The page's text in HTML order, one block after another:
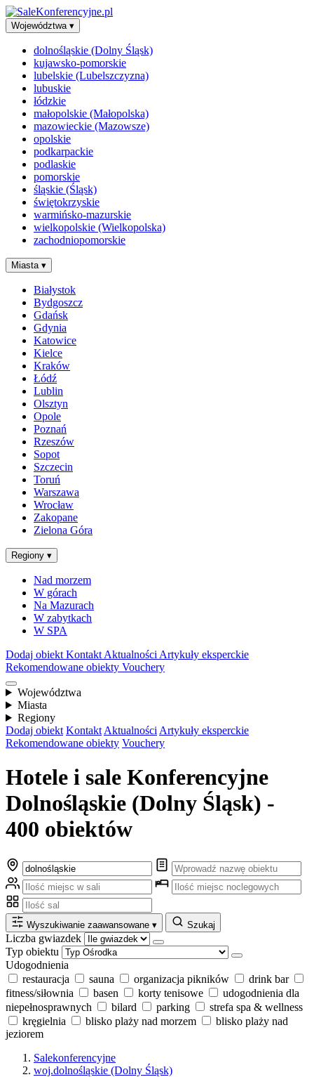
Województwa ▾
dolnośląskie (Dolny Śląsk)
kujawsko-pomorskie
lubelskie (Lubelszczyzna)
lubuskie
łódzkie
małopolskie (Małopolska)
mazowieckie (Mazowsze)
opolskie
podkarpackie
podlaskie
pomorskie
śląskie (Śląsk)
świętokrzyskie
warmińsko-mazurskie
wielkopolskie (Wielkopolska)
zachodniopomorskie
Miasta ▾
Białystok
Bydgoszcz
Gdańsk
Gdynia
Katowice
Kielce
Kraków
Łódź
Lublin
Olsztyn
Opole
Poznań
Rzeszów
Sopot
Szczecin
Toruń
Warszawa
Wrocław
Zakopane
Zielona Góra
Regiony ▾
Nad morzem
W górach
Na Mazurach
W zabytkach
W SPA
Dodaj obiekt Kontakt Aktualności Artykuły eksperckie
Rekomendowane obiekty Vouchery
Województwa
Miasta
Regiony
Dodaj obiekt Kontakt Aktualności Artykuły eksperckie
Rekomendowane obiekty Vouchery
Hotele i sale Konferencyjne
Dolnośląskie (Dolny Śląsk) -
400 obiektów
Wyszukiwanie zaawansowane ▾ Szukaj
Liczba gwiazdek
Typ obiektu
Udogodnienia
restauracja
sauna organizacja pikników
drink bar
fitness/siłownia
basen korty tenisowe
udogodnienia dla
niepełnosprawnych
bilard parking
strefa spa & wellness
kręgielnia
blisko plaży nad morzem
blisko plaży nad
jeziorem
Salekonferencyjne
woj.dolnośląskie (Dolny Śląsk)